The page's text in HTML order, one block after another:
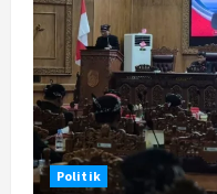
Politik